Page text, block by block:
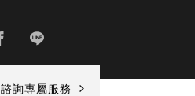
諮詢專屬服務